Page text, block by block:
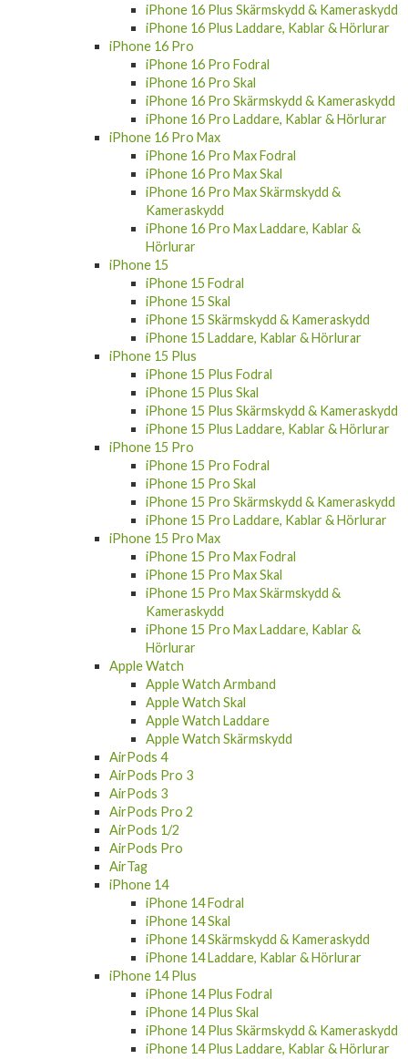
iPhone 16 Plus Skärmskydd & Kameraskydd
iPhone 16 Plus Laddare, Kablar & Hörlurar
iPhone 16 Pro
iPhone 16 Pro Fodral
iPhone 16 Pro Skal
iPhone 16 Pro Skärmskydd & Kameraskydd
iPhone 16 Pro Laddare, Kablar & Hörlurar
iPhone 16 Pro Max
iPhone 16 Pro Max Fodral
iPhone 16 Pro Max Skal
iPhone 16 Pro Max Skärmskydd &
Kameraskydd
iPhone 16 Pro Max Laddare, Kablar &
Hörlurar
iPhone 15
iPhone 15 Fodral
iPhone 15 Skal
iPhone 15 Skärmskydd & Kameraskydd
iPhone 15 Laddare, Kablar & Hörlurar
iPhone 15 Plus
iPhone 15 Plus Fodral
iPhone 15 Plus Skal
iPhone 15 Plus Skärmskydd & Kameraskydd
iPhone 15 Plus Laddare, Kablar & Hörlurar
iPhone 15 Pro
iPhone 15 Pro Fodral
iPhone 15 Pro Skal
iPhone 15 Pro Skärmskydd & Kameraskydd
iPhone 15 Pro Laddare, Kablar & Hörlurar
iPhone 15 Pro Max
iPhone 15 Pro Max Fodral
iPhone 15 Pro Max Skal
iPhone 15 Pro Max Skärmskydd &
Kameraskydd
iPhone 15 Pro Max Laddare, Kablar &
Hörlurar
Apple Watch
Apple Watch Armband
Apple Watch Skal
Apple Watch Laddare
Apple Watch Skärmskydd
AirPods 4
AirPods Pro 3
AirPods 3
AirPods Pro 2
AirPods 1/2
AirPods Pro
AirTag
iPhone 14
iPhone 14 Fodral
iPhone 14 Skal
iPhone 14 Skärmskydd & Kameraskydd
iPhone 14 Laddare, Kablar & Hörlurar
iPhone 14 Plus
iPhone 14 Plus Fodral
iPhone 14 Plus Skal
iPhone 14 Plus Skärmskydd & Kameraskydd
iPhone 14 Plus Laddare, Kablar & Hörlurar